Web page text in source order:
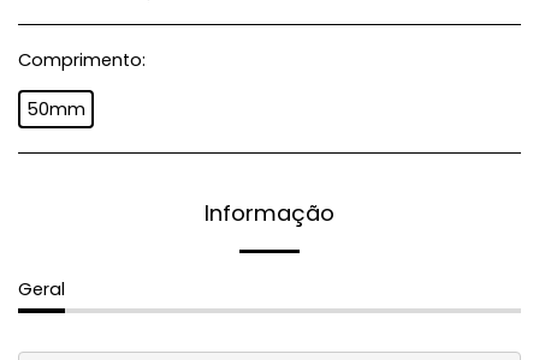
Comprimento:
50mm
Informação
Geral